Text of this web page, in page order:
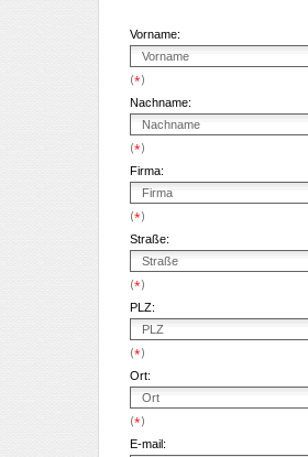
Vorname:
(*)
Nachname:
(*)
Firma:
(*)
Straße:
(*)
PLZ:
(*)
Ort:
(*)
E-mail: